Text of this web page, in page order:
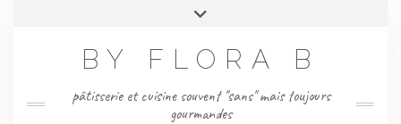
BY FLORA B
pâtisserie et cuisine souvent "sans" mais toujours
gourmandes